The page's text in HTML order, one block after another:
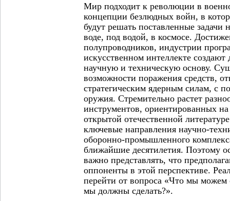
Мир подходит к революции в
концепции безлюдных войн, в
будут решать поставленные задачи
воде, под водой, в космосе.
полупроводников, индустрии
искусственном интеллекте создают
научную и техническую основу.
возможности поражения средств,
стратегическим ядерным силам, с
оружия. Стремительно растет
инструментов, ориентированных
открытой отечественной
ключевые направления научно-
оборонно-промышленного
ближайшие десятилетия. Поэтому
важно представлять, что
оппоненты в этой перспективе.
перейти от вопроса «Что мы можем
мы должны сделать?».